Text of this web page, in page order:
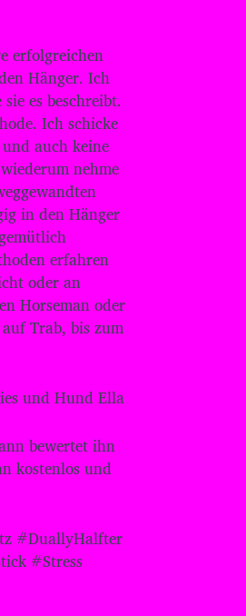
n
t
e
r
b
e
n
u
t
z
,
u
m
d
i
u
s
t
e
u
erfolgreichen
Hänger. Ich
es beschreibt.
Ich schicke
auch keine
nehme
in den Hänger
erfahren
oder an
Horseman oder
Trab, bis zum
und Hund Ella
bewertet ihn
kostenlos und
#DuallyHalfter
#Stress